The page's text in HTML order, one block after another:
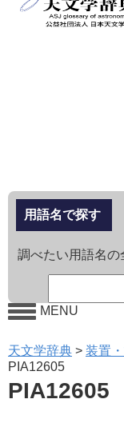
用語名で探す
調べたい用語名
MENU
天文学辞典 > 装置
PIA12605
PIA12605